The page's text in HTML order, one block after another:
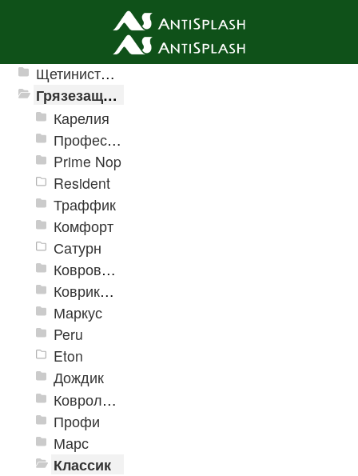
Ячеистые грязезащитные покрытия
Щетинистые покрытия
Грязезащитные, влаговпитывающие покрытия
Карелия
Профессиональные грязезащитные ковры AntiSplash Carpet
Prime Nop
Resident
Траффик
Комфорт
Сатурн
Ковровое покрытие "Цикада"
Коврики «Heavy» на резиновой подложке
Маркус
Peru
Eton
Дождик
Ковролиновые дорожки «Rekord»
Профи
Марс
Классик